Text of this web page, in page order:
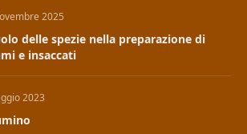
2025
delle spezie nella preparazione di
e insaccati
2023